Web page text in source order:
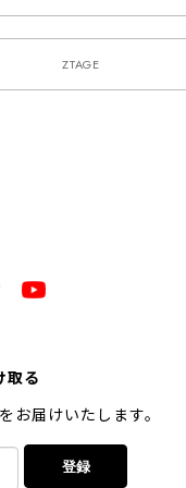
ZTAGE
取る
お届けいたします。
登録